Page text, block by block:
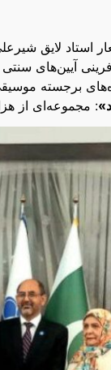
استاد لایق
آیین‌های
برجسته
: مجموعه‌ای از